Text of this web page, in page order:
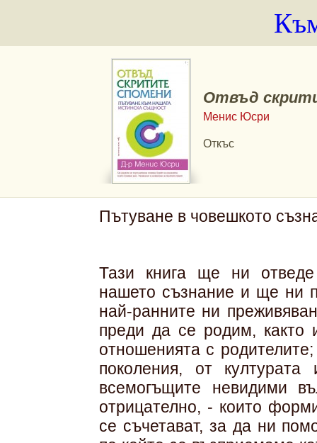
Отвъд
Менис Юсри
Откъс
Пътуване в човешкото
Тази книга ще ни
нашето съзнание и ще ни
най-ранните ни
преди да се родим, както
отношенията с
поколения, от
всемогъщите невидими
отрицателно, - които
се съчетават, за да ни